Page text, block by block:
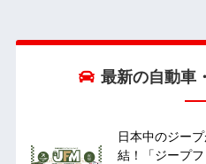
最新の自動車
日本中のジー
結！「ジープ